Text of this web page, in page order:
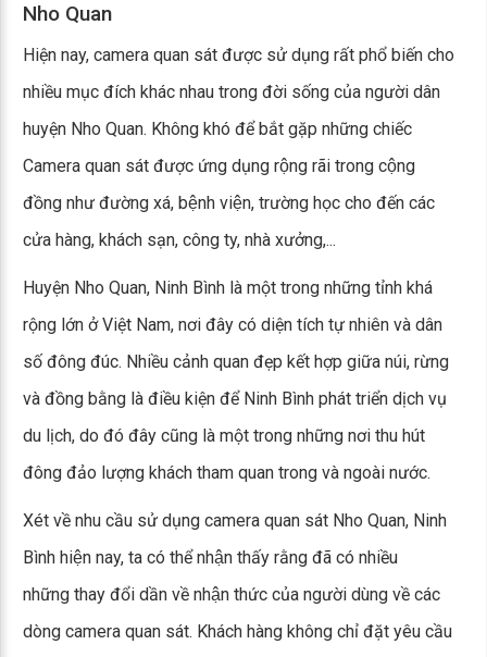
Nho Quan
Hiện nay, camera quan sát được sử dụng rất phổ biến cho
nhiều mục đích khác nhau trong đời sống của người dân
huyện Nho Quan. Không khó để bắt gặp những chiếc
Camera quan sát được ứng dụng rộng rãi trong cộng
đồng như đường xá, bệnh viện, trường học cho đến các
cửa hàng, khách sạn, công ty, nhà xưởng,...
Huyện Nho Quan, Ninh Bình là một trong những tỉnh khá
rộng lớn ở Việt Nam, nơi đây có diện tích tự nhiên và dân
số đông đúc. Nhiều cảnh quan đẹp kết hợp giữa núi, rừng
và đồng bằng là điều kiện để Ninh Bình phát triển dịch vụ
du lịch, do đó đây cũng là một trong những nơi thu hút
đông đảo lượng khách tham quan trong và ngoài nước.
Xét về nhu cầu sử dụng camera quan sát Nho Quan, Ninh
Bình hiện nay, ta có thể nhận thấy rằng đã có nhiều
những thay đổi dần về nhận thức của người dùng về các
dòng camera quan sát. Khách hàng không chỉ đặt yêu cầu